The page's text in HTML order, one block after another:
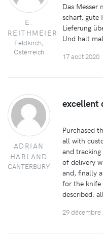
E.
REITHMEIER
Feldkirch,
Österreich
Das Messer
scharf, gute
Lieferung
Und halt
17 août 2020
ADRIAN
HARLAND
CANTERBURY
excellent
Purchased
all with
and
of delivery
and, finally
for the knife
described.
29 décembre